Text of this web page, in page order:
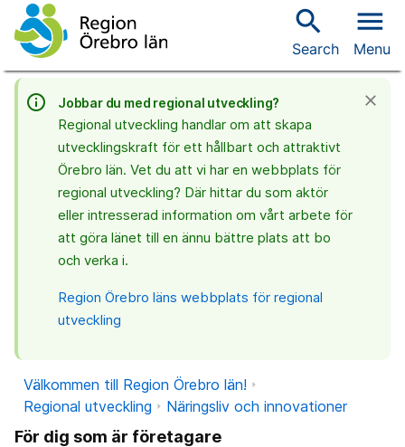
search
Search
menu
Menu
info_outline
Jobbar du med regional utveckling?
Regional utveckling handlar om att skapa
utvecklingskraft för ett hållbart och attraktivt
Örebro län. Vet du att vi har en webbplats för
regional utveckling? Där hittar du som aktör
eller intresserad information om vårt arbete för
att göra länet till en ännu bättre plats att bo
och verka i.
Region Örebro läns webbplats för regional
utveckling
close
Välkommen till Region Örebro län!
Regional utveckling
Näringsliv och innovationer
För dig som är företagare